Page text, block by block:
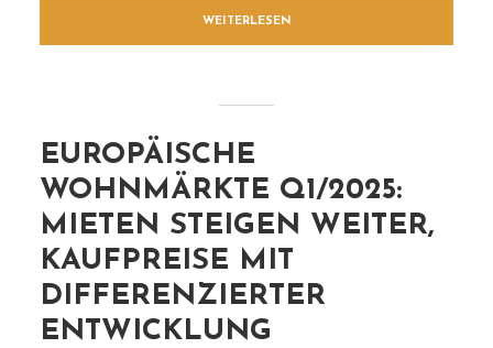
WEITERLESEN
EUROPÄISCHE
WOHNMÄRKTE Q1/2025:
MIETEN STEIGEN WEITER,
KAUFPREISE MIT
DIFFERENZIERTER
ENTWICKLUNG